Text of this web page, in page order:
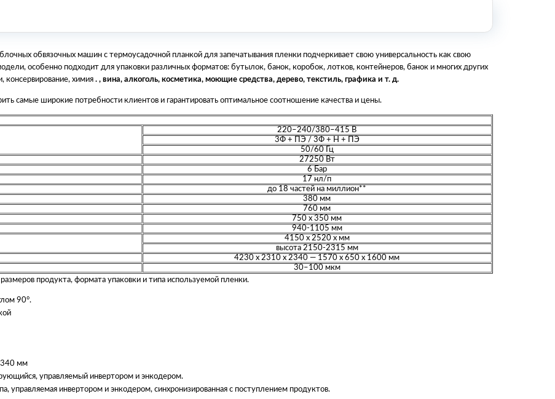
обвязочных машин с термоусадочной планкой для запечатывания пленки подчеркивает свою универсальность как свою
особенно подходит для упаковки различных форматов: бутылок, банок, коробок, лотков, контейнеров, банок и многих других
консервирование, химия . , вина, алкоголь, косметика, моющие средства, дерево, текстиль, графика и т. д.
самые широкие потребности клиентов и гарантировать оптимальное соотношение качества и цены.
220–240/380–415 В
3Ф + ПЭ / 3Ф + Н + ПЭ
50/60 Гц
27250 Вт
6 Бар
17 нл/п
до 18 частей на миллион**
380 мм
760 мм
750 х 350 мм
940-1105 мм
4150 х 2520 х мм
высота 2150-2315 мм
4230 х 2310 х 2340 — 1570 х 650 х 1600 мм
30–100 мкм
продукта, формата упаковки и типа используемой пленки.
90°.
мм
управляемый инвертором и энкодером.
управляемая инвертором и энкодером, синхронизированная с поступлением продуктов.